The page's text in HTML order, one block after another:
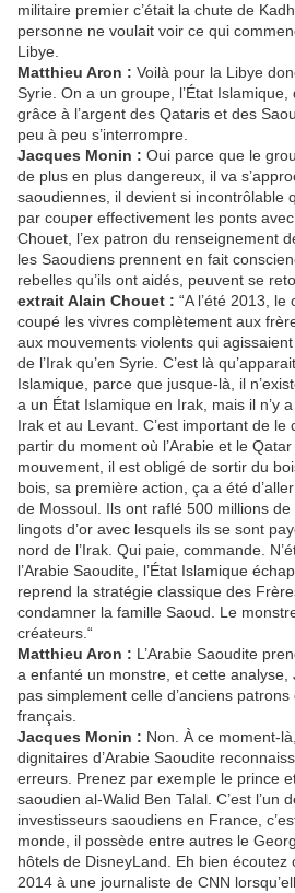
militaire premier c’était la chute de
personne ne voulait voir ce qui
Libye.
Matthieu Aron : Voilà pour la Libye
Syrie. On a un groupe, l’État
grâce à l’argent des Qataris et des
peu à peu s’interrompre.
Jacques Monin : Oui parce que le
de plus en plus dangereux, il va
saoudiennes, il devient si incontrôlable
par couper effectivement les ponts
Chouet, l’ex patron du renseignement
les Saoudiens prennent en fait
rebelles qu’ils ont aidés, peuvent se
extrait Alain Chouet : “A l’été 2013,
coupé les vivres complètement aux
aux mouvements violents qui
de l’Irak qu’en Syrie. C’est là
Islamique, parce que jusque-là, il
a un État Islamique en Irak, mais il n’y
Irak et au Levant. C’est important de le
partir du moment où l’Arabie et le
mouvement, il est obligé de sortir du
bois, sa première action, ça a été
de Mossoul. Ils ont raflé 500 millions
lingots d’or avec lesquels ils se sont
nord de l’Irak. Qui paie, commande.
l’Arabie Saoudite, l’État Islamique
reprend la stratégie classique des
condamner la famille Saoud. Le
créateurs.“
Matthieu Aron : L’Arabie Saoudite
a enfanté un monstre, et cette analyse,
pas simplement celle d’anciens
français.
Jacques Monin : Non. À ce moment-
dignitaires d’Arabie Saoudite
erreurs. Prenez par exemple le prince
saoudien al-Walid Ben Talal. C’est l’un
investisseurs saoudiens en France,
monde, il possède entre autres le
hôtels de DisneyLand. Eh bien écoutez
2014 à une journaliste de CNN